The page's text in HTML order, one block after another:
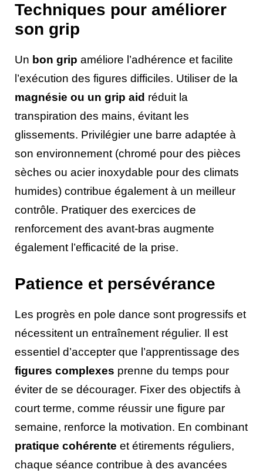
Techniques pour améliorer
son grip
Un bon grip améliore l’adhérence et facilite
l’exécution des figures difficiles. Utiliser de la
magnésie ou un grip aid réduit la
transpiration des mains, évitant les
glissements. Privilégier une barre adaptée à
son environnement (chromé pour des pièces
sèches ou acier inoxydable pour des climats
humides) contribue également à un meilleur
contrôle. Pratiquer des exercices de
renforcement des avant-bras augmente
également l’efficacité de la prise.
Patience et persévérance
Les progrès en pole dance sont progressifs et
nécessitent un entraînement régulier. Il est
essentiel d’accepter que l’apprentissage des
figures complexes prenne du temps pour
éviter de se décourager. Fixer des objectifs à
court terme, comme réussir une figure par
semaine, renforce la motivation. En combinant
pratique cohérente et étirements réguliers,
chaque séance contribue à des avancées